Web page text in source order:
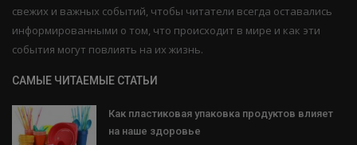
свежих и важных событий, чтобы читатели всегда оставались
информированными о том, что происходит в мире и как эти
события могут повлиять на их жизнь.
САМЫЕ ЧИТАЕМЫЕ СТАТЬИ
Как пластиковая упаковка продуктов влияет
на наше здоровье